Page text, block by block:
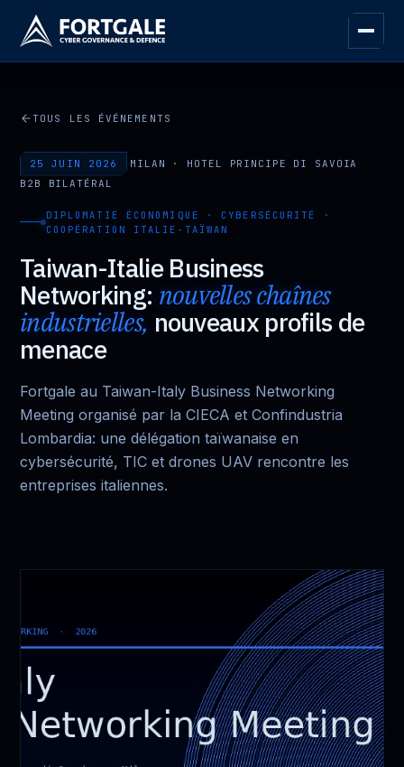
TOUS LES ÉVÉNEMENTS
25 JUIN 2026 ·MILAN · HOTEL PRINCIPE DI SAVOIA ·
B2B BILATÉRAL
DIPLOMATIE ÉCONOMIQUE · CYBERSÉCURITÉ ·
COOPÉRATION ITALIE-TAÏWAN
Taiwan-Italie Business
Networking: nouvelles chaînes
industrielles, nouveaux profils de
menace
Fortgale au Taiwan-Italy Business Networking
Meeting organisé par la CIECA et Confindustria
Lombardia: une délégation taïwanaise en
cybersécurité, TIC et drones UAV rencontre les
entreprises italiennes.